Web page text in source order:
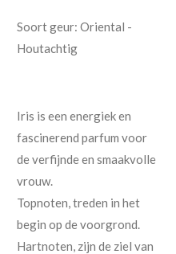
Soort geur: Oriental -
Houtachtig
Iris is een energiek en
fascinerend parfum voor
de verfijnde en smaakvolle
vrouw.
Topnoten, treden in het
begin op de voorgrond.
Hartnoten, zijn de ziel van